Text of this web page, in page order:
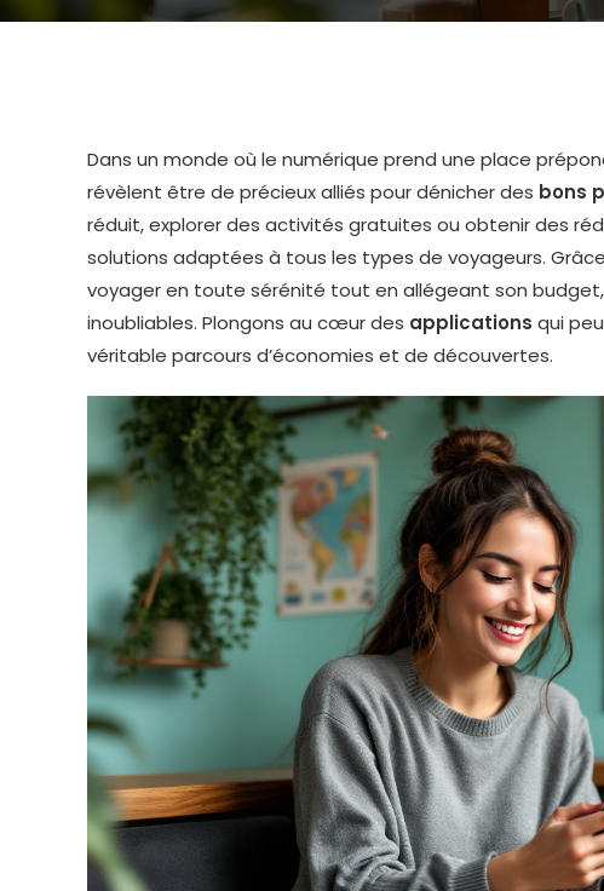
Dans un monde où le numérique prend une place
révèlent être de précieux alliés pour dénicher des bons
réduit, explorer des activités gratuites ou obtenir des
solutions adaptées à tous les types de voyageurs.
voyager en toute sérénité tout en allégeant son
inoubliables. Plongons au cœur des applications qui
véritable parcours d’économies et de découvertes.